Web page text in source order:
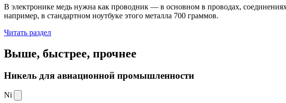
В электронике медь нужна как проводник — в основном в проводах,
например, в стандартном ноутбуке этого металла 700 граммов.
Читать раздел
Выше, быстрее, прочнее
Никель для авиационной промышленности
Ni